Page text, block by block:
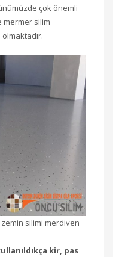
çok önemli
mermer silim
silimi merdiven
kir, pas